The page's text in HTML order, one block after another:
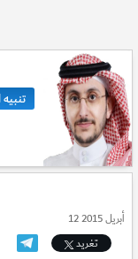
12 أبريل 2015
تغريد